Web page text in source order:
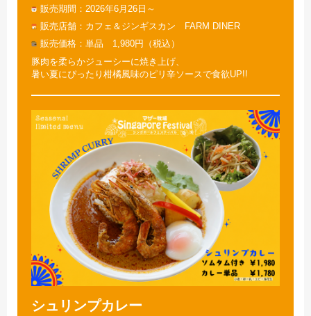
販売期間
2026年6月26日～
販売店舗
カフェ＆ジンギスカン FARM DINER
販売価格
単品 1,980円（税込）
豚肉を柔らかジューシーに焼き上げ、
暑い夏にぴったり柑橘風味のピリ辛ソースで食欲UP!!
シュリンプカレー